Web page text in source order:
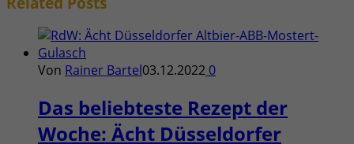
Von Rainer Bartel03.12.2022 0
Das beliebteste Rezept der
Woche: Ächt Düsseldorfer